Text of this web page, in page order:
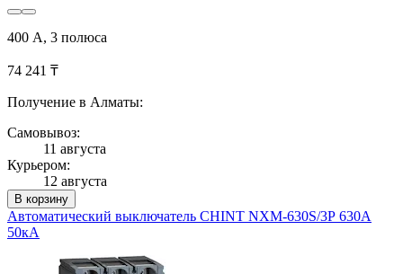
400 А, 3 полюса
74 241 ₸
Получение в Алматы:
Самовывоз:
11 августа
Курьером:
12 августа
В корзину
Автоматический выключатель CHINT NXM-630S/3Р 630A
50кА